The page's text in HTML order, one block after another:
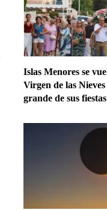
Islas Menores se
Virgen de las
grande de sus